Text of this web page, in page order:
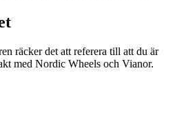
räcker det att referera till att du är
med Nordic Wheels och Vianor.